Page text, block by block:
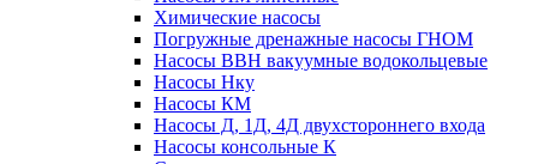
Химические насосы
Погружные дренажные насосы ГНОМ
Насосы ВВН вакуумные водокольцевые
Насосы Нку
Насосы КМ
Насосы Д, 1Д, 4Д двухстороннего входа
Насосы консольные К